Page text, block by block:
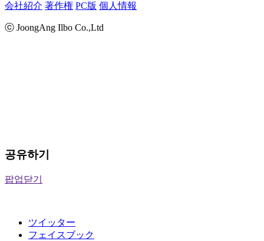
会社紹介 著作権 PC版 個人情報
ⓒ JoongAng Ilbo Co.,Ltd
공유하기
팝업닫기
ツイッター
フェイスブック